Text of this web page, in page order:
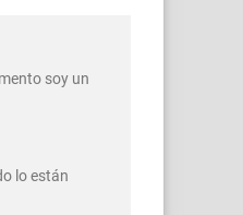
soy un
lo están